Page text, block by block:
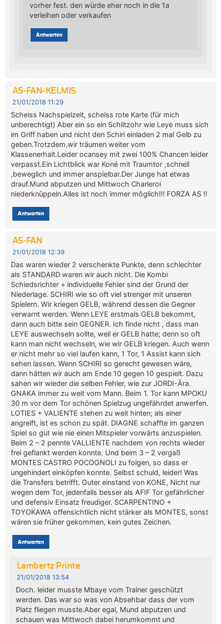
vorher fest. den würde eher noch in die 1a
verleihen oder verkaufen
Antworten
AS-FAN-KELMIS
21/01/2018 11:29
Scheiss Nachspielzeit, scheiss rote Karte (für mich
unberechtigt) Aber ein so ein Schlitzohr wie Leye muss sich
im Griff haben und nicht den Schiri einladen 2 mal Gelb zu
geben.Trotzdem,wir träumen weiter vom
Klassenerhalt.Leider ocansey mit zwei 100% Chancen leider
verpasst.Ein Lichtblick war Koné mit Traumtor ,schnell
,beweglich und immer anspielbar.Der Junge hat etwas
drauf.Mund abputzen und Mittwoch Charleroi
niederknûppeln.Alles ist noch immer môglich!!! FORZA AS !!
Antworten
AS-FAN
21/01/2018 12:39
Das waren wieder 2 verschenkte Punkte, denn schlechter
als STANDARD waren wir auch nicht. Die Kombi
Schiedsrichter + individuelle Fehler sind der Grund der
Niederlage. SCHIRI wie so oft viel strenger mit unseren
Spielern. Wir kriegen GELB, während dessen die Gegner
verwarnt werden. Wenn LEYE erstmals GELB bekommt,
dann auch bitte sein GEGNER. Ich finde nicht , dass man
LEYE auswechseln sollte, weil er GELB hatte; denn so oft
kann man nicht wechseln, wie wir GELB kriegen. Auch wenn
er nicht mehr so viel laufen kann, 1 Tor, 1 Assist kann sich
sehen lassen. Wenn SCHIRI so gerecht gewesen wäre,
dann hätten wir auch am Ende 10 gegen 10 gespielt. Dazu
sahen wir wieder die selben Fehler, wie zur JORDI-Ära.
GNAKA immer zu weit vom Mann. Beim 1. Tor kann MPOKU
30 m vor dem Tor schönen Spielzug ungefährdet anwerfen.
LOTIES + VALIENTE stehen zu weit hinten; als einer
angreift, ist es schon zu spät. DIAGNE schaffte im ganzen
Spiel so gut wie nie einen Mitspieler vorwärts anzuspielen.
Beim 2 – 2 pennte VALLIENTE nachdem von rechts wieder
frei geflankt werden konnte. Und beim 3 – 2 vergaß
MONTES CASTRO POCOGNOLI zu folgen, so dass er
ungehindert einköpfen konnte. Selbst schuld, leider! Was
die Transfers betrifft. Guter einstand von KONE, Nicht nur
wegen dem Tor, jedenfalls besser als AFIF Tor gefährlicher
und defensiv Einsatz freudiger. SCARPENTINO +
TOYOKAWA offensichtlich nicht stärker als MONTES, sonst
wären sie früher gekommen, kein gutes Zeichen.
Antworten
Lambertz Printe
21/01/2018 13:54
Doch. leider musste Mbaye vom Trainer geschützt
werden. Das war so was von Absehbar dass der vom
Platz fliegen musste.Aber egal, Mund abputzen und
schauen was Mittwoch dabei herumkommt und